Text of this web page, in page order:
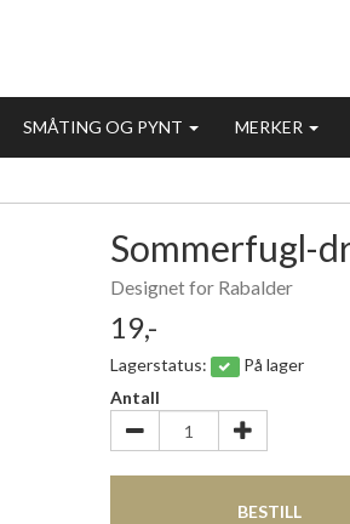
SMÅTING OG PYNT MERKER
Sommerfugl-
Designet for Rabalder
19,-
Lagerstatus:
På lager
Antall
BESTILL